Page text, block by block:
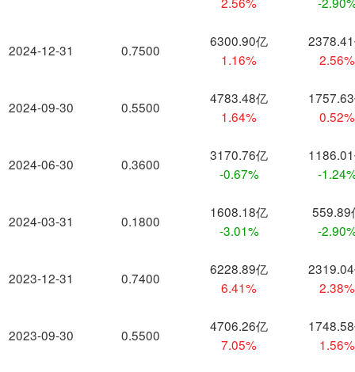
2024-12-31
2024-09-30
2024-06-30
2024-03-31
2023-12-31
2023-09-30
0.7500
6300.90亿
1.16%
2.56%
0.5500
4783.48亿
1.64%
0.52%
0.3600
3170.76亿
-0.67%
-
0.1800
1608.18亿
-3.01%
559.89
-
0.7400
6228.89亿
6.41%
2.38%
0.5500
4706.26亿
7.05%
1.56%